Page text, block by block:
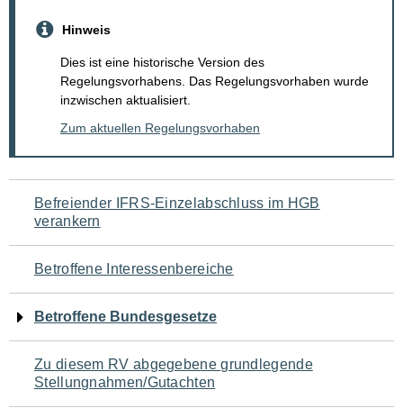
Hinweis
Dies ist eine historische Version des
Regelungsvorhabens. Das Regelungsvorhaben wurde
inzwischen aktualisiert.
Zum aktuellen Regelungsvorhaben
Navigation
für
den
Seiteninhalt
Befreiender IFRS-Einzelabschluss im HGB
verankern
Betroffene Interessenbereiche
Betroffene Bundesgesetze
Zu diesem RV abgegebene grundlegende
Stellungnahmen/Gutachten